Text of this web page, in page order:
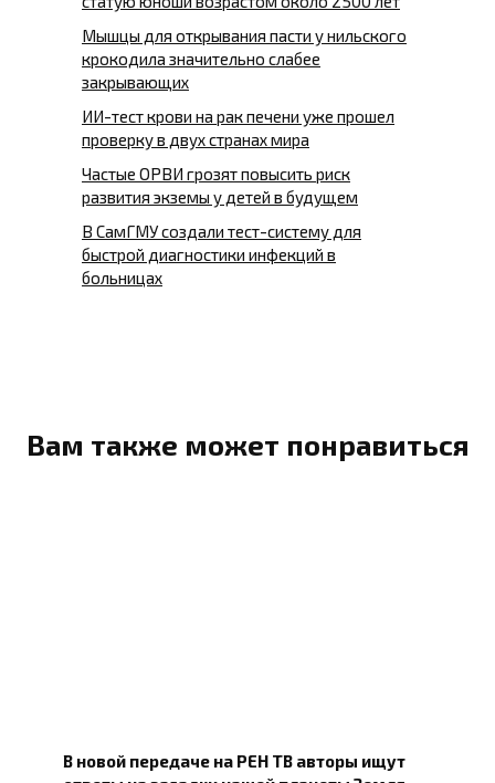
Мышцы для открывания пасти у нильского
крокодила значительно слабее
закрывающих
ИИ-тест крови на рак печени уже прошел
проверку в двух странах мира
Частые ОРВИ грозят повысить риск
развития экземы у детей в будущем
В СамГМУ создали тест-систему для
быстрой диагностики инфекций в
больницах
Вам также может понравиться
В новой передаче на РЕН ТВ авторы ищут